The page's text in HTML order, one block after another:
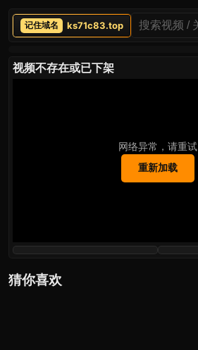
ks71c83.top
视频不存在或已下架
网络异常，请重试
重新加载
猜你喜欢